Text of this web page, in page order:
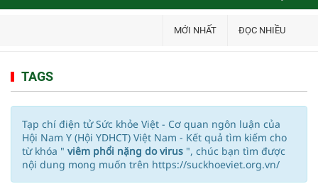
MỚI NHẤT ĐỌC NHIỀU
TAGS
Tạp chí điện tử Sức khỏe Việt - Cơ quan ngôn luận của
Hội Nam Y (Hội YDHCT) Việt Nam - Kết quả tìm kiếm cho
từ khóa " viêm phổi nặng do virus ", chúc bạn tìm được
nội dung mong muốn trên https://suckhoeviet.org.vn/